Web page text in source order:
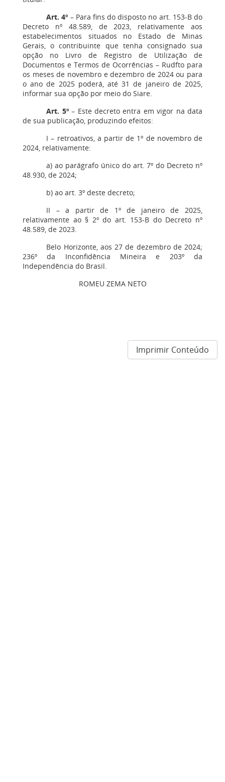
Art. 4º – Para fins do disposto no art. 153-B do
Decreto nº 48.589, de 2023, relativamente aos
estabelecimentos situados no Estado de Minas
Gerais, o contribuinte que tenha consignado sua
opção no Livro de Registro de Utilização de
Documentos e Termos de Ocorrências – Rudfto para
os meses de novembro e dezembro de 2024 ou para
o ano de 2025 poderá, até 31 de janeiro de 2025,
informar sua opção por meio do Siare.
Art. 5º– Este decreto entra em vigor na data
de sua publicação, produzindo efeitos:
I – retroativos, a partir de 1º de novembro de
2024, relativamente:
a) ao parágrafo único do art. 7º do Decreto nº
48.930, de 2024;
b) ao art. 3º deste decreto;
II – a partir de 1º de janeiro de 2025,
relativamente ao § 2º do art. 153-B do Decreto nº
48.589, de 2023.
Belo Horizonte, aos 27 de dezembro de 2024;
236º da Inconfidência Mineira e 203º da
Independência do Brasil.
ROMEU ZEMA NETO
Imprimir Conteúdo